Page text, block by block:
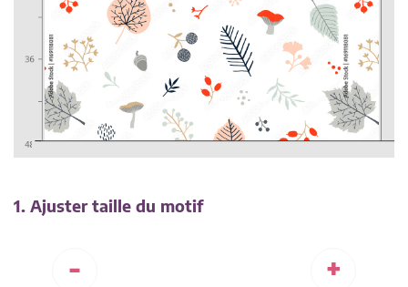
1. Ajuster taille du motif
- +